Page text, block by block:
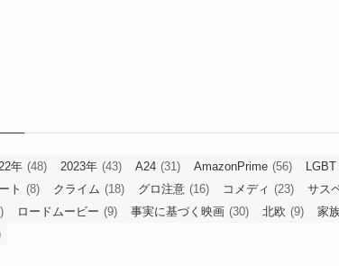
年 (48) 2023年 (43) A24 (31) AmazonPrime (56) LGBT
ト (8) クライム (18) グロ注意 (16) コメディ (23)
サス
ロードムービー (9) 事実に基づく映画 (30) 北欧 (9)
家